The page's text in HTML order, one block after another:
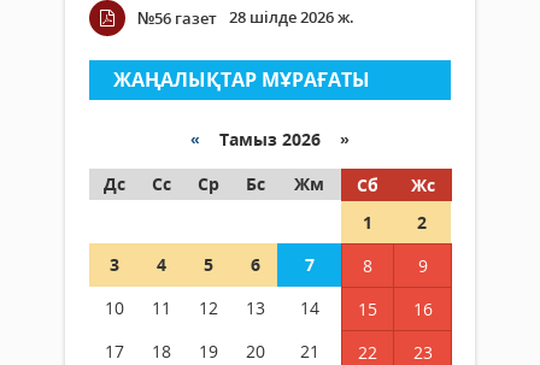
№56 газет 28 шілде 2026 ж.
ЖАҢАЛЫҚТАР МҰРАҒАТЫ
« Тамыз 2026 »
Дс
Сс Ср Бс Жм Сб
Жс
1
2
3
4 5 6 7 8
9
10
11 12 13 14 15
16
17
18 19 20 21 22
23